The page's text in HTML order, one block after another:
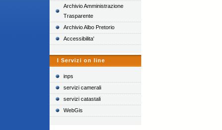
Archivio Amministrazione
Trasparente
Archivio Albo Pretorio
Accessibilita'
I Servizi on line
inps
servizi camerali
servizi catastali
WebGis